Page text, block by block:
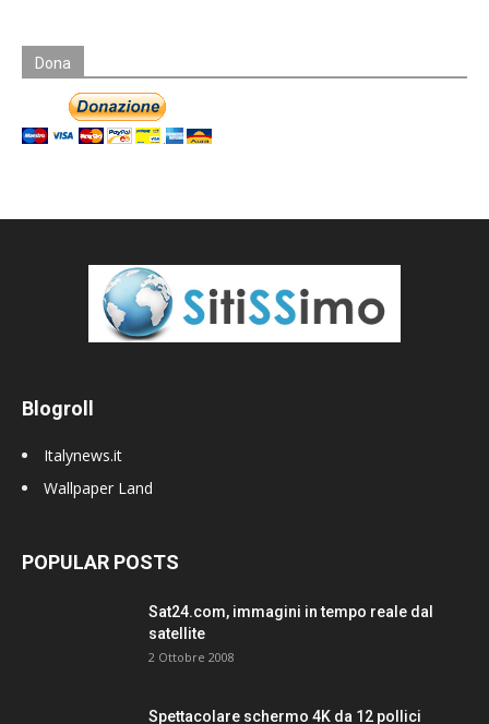
Dona
Blogroll
Italynews.it
Wallpaper Land
POPULAR POSTS
Sat24.com, immagini in tempo reale dal
satellite
2 Ottobre 2008
Spettacolare schermo 4K da 12 pollici